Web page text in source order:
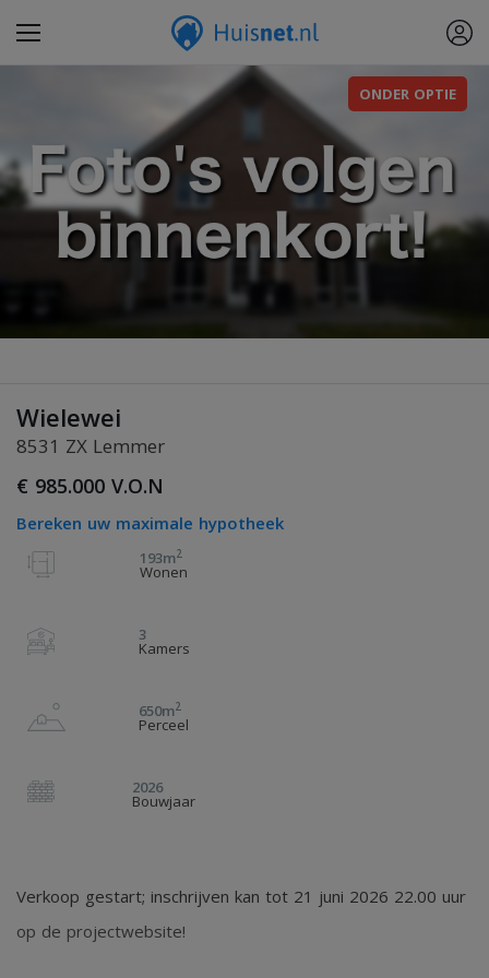
ONDER OPTIE
Wielewei
8531 ZX Lemmer
€ 985.000 V.O.N
Bereken uw maximale hypotheek
193m2
Wonen
3
Kamers
650m2
Perceel
2026
Bouwjaar
Verkoop gestart; inschrijven kan tot 21 juni 2026 22.00 uur
op de projectwebsite!